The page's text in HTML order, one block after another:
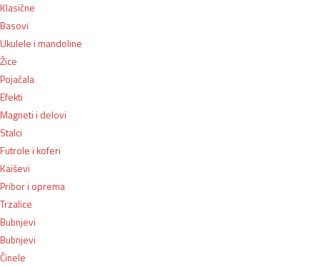
Klasične
Basovi
Ukulele i mandoline
Žice
Pojačala
Efekti
Magneti i delovi
Stalci
Futrole i koferi
Kaiševi
Pribor i oprema
Trzalice
Bubnjevi
Bubnjevi
Činele